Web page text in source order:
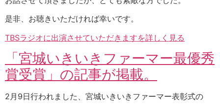
是非、お聴きいただければ幸いです。
TBSラジオに出演させていただきますを詳しく見る
「宮城いきいきファーマー最優秀
賞受賞」の記事が掲載。
2月9日行われました、宮城いきいきファーマー表彰式の